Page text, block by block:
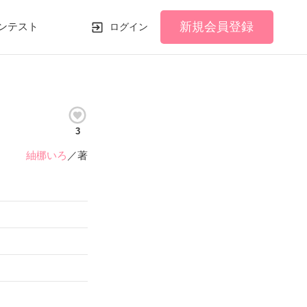
テスト ログイン 新規会員登録
3
紬梛いろ ／著